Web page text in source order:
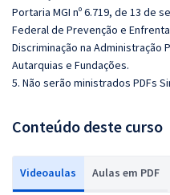
Portaria MGI nº 6.719, de 13 de
Federal de Prevenção e
Discriminação na Administração
Autarquias e Fundações.
5. Não serão ministrados PDFs
Conteúdo deste curso
Videoaulas Aulas em PDF